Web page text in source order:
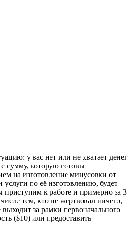
у вас нет или не хватает денег
сумму, которую готовы
на изготовление минусовки от
по её изготовлению, будет
приступим к работе и примерно за 3
тем, кто не жертвовал ничего,
выходит за рамки первоначального
($10) или предоставить